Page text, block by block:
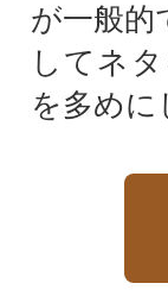
が一般的
してネ
を多めに